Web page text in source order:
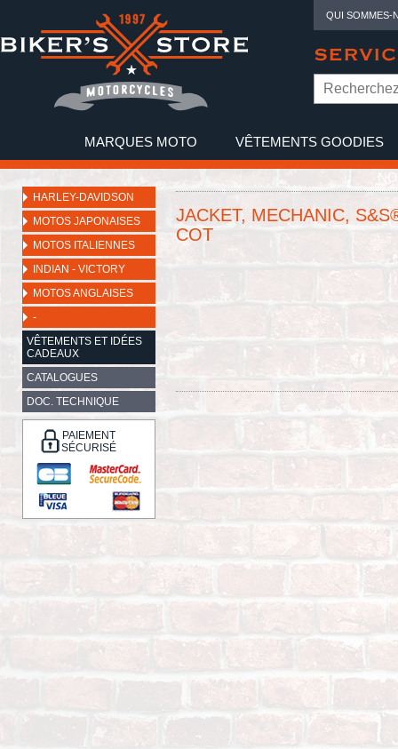
QUI SOMMES-
MARQUES MOTO VÊTEMENTS GOODIES
HARLEY-DAVIDSON
MOTOS JAPONAISES
MOTOS ITALIENNES
INDIAN - VICTORY
MOTOS ANGLAISES
-
VÊTEMENTS ET IDÉES
CADEAUX
CATALOGUES
DOC. TECHNIQUE
PAIEMENT
SÉCURISÉ
JACKET, MECHANIC,
COT